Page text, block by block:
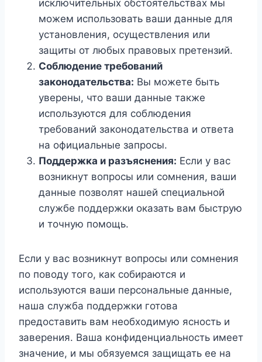
исключительных обстоятельствах мы
можем использовать ваши данные для
установления, осуществления или
защиты от любых правовых претензий.
Соблюдение требований
законодательства: Вы можете быть
уверены, что ваши данные также
используются для соблюдения
требований законодательства и ответа
на официальные запросы.
Поддержка и разъяснения: Если у вас
возникнут вопросы или сомнения, ваши
данные позволят нашей специальной
службе поддержки оказать вам быструю
и точную помощь.
Если у вас возникнут вопросы или сомнения
по поводу того, как собираются и
используются ваши персональные данные,
наша служба поддержки готова
предоставить вам необходимую ясность и
заверения. Ваша конфиденциальность имеет
значение, и мы обязуемся защищать ее на